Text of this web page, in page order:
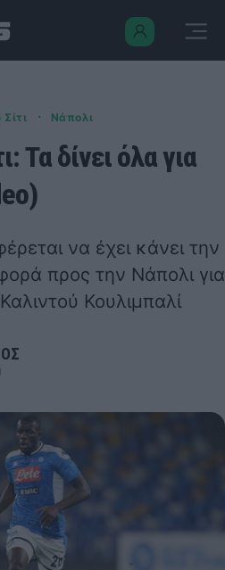
· Νάπολι
Τα δίνει όλα για
να έχει κάνει την
προς την Νάπολι για
Κουλιμπαλί